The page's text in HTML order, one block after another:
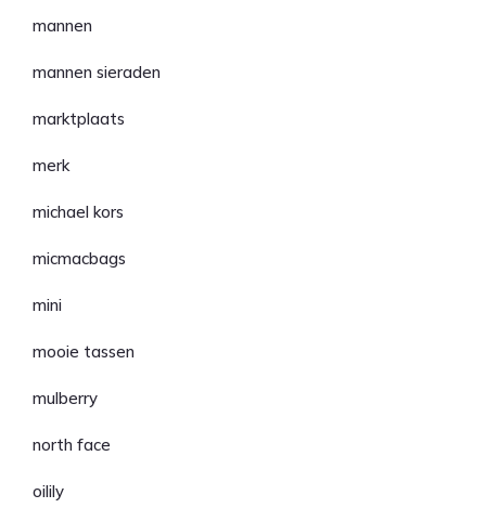
mannen
mannen sieraden
marktplaats
merk
michael kors
micmacbags
mini
mooie tassen
mulberry
north face
oilily